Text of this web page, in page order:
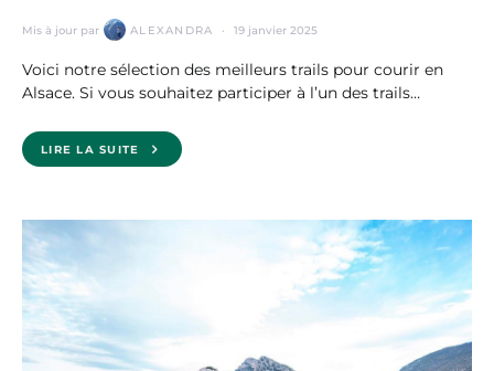
Mis à jour par ALEXANDRA 19 janvier 2025
Voici notre sélection des meilleurs trails pour courir en
Alsace. Si vous souhaitez participer à l’un des trails…
LIRE LA SUITE